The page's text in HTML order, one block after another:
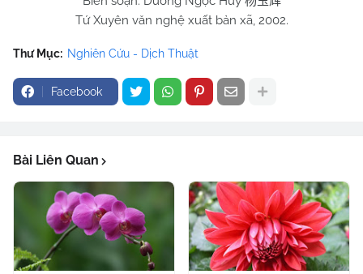
Tứ Xuyên văn nghệ xuất bản xã, 2002.
Thư Mục: Nghiên Cứu - Dịch Thuật
Facebook
Bài Liên Quan